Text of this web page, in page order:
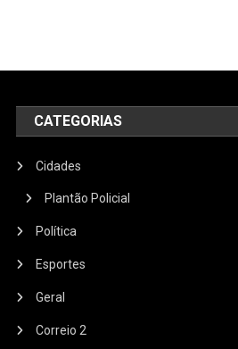
CATEGORIAS
Cidades
Plantão Policial
Política
Esportes
Geral
Correio 2